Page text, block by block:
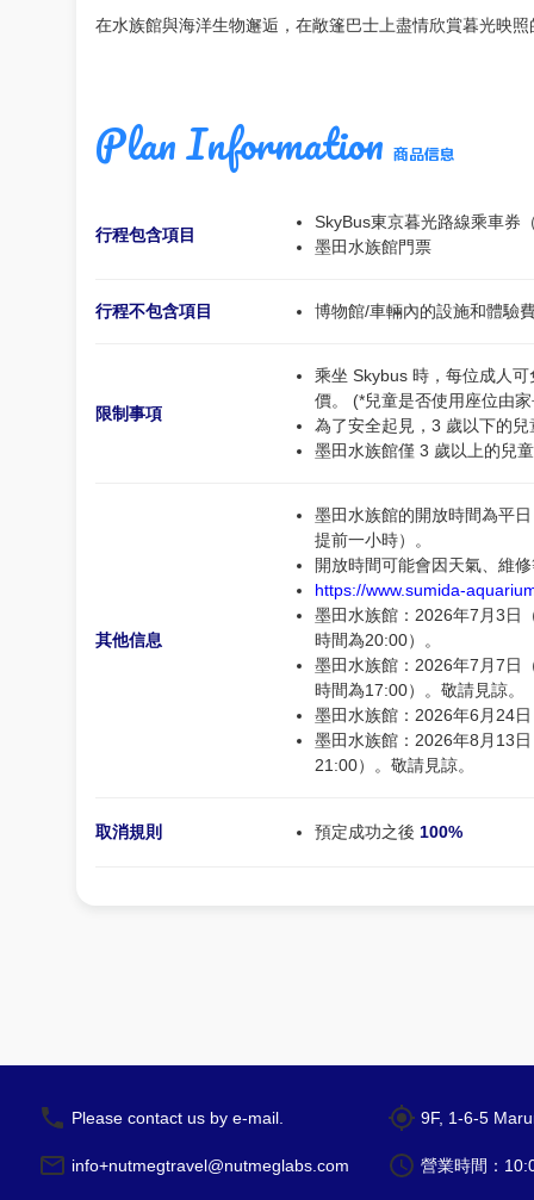
在水族館與海洋生物邂逅，在敞篷巴士上盡情欣賞暮光映照
Plan Information 商品信息
行程包含項目
SkyBus東京暮光路線乘車券
墨田水族館門票
行程不包含項目 博物館/車輛內的設施和體驗
限制事項
乘坐 Skybus 時，每位成人
價。 (*兒童是否使用座位由家
為了安全起見，3 歲以下的兒
墨田水族館僅 3 歲以上的兒
其他信息
墨田水族館的開放時間為平
提前一小時）。
開放時間可能會因天氣、維
https://www.sumida-
墨田水族館：2026年7月3日
時間為20:00）。
墨田水族館：2026年7月7日
時間為17:00）。敬請見諒。
墨田水族館：2026年6月24
墨田水族館：2026年8月13
21:00）。敬請見諒。
取消規則 預定成功之後 100%
Please contact us by e-mail.
info+nutmegtravel@nutmeglabs.com
9F, 1-6-5
營業時間：